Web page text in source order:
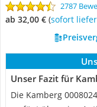
2787
ab 32,00 € ( Sofort
Unser Fazit für
Die Kamberg